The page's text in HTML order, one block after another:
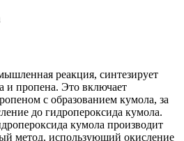
реакция, синтезирует
и пропена. Это включает
с образованием кумола, за
до гидропероксида кумола.
кумола производит
метод, использующий окисление